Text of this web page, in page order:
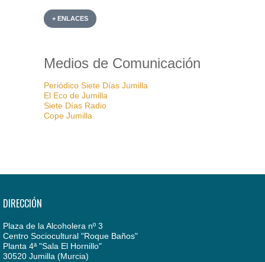
+ ENLACES
Medios de Comunicación
Periódico Siete Días Jumilla
El Eco de Jumilla
Siete Días Radio
Cope Jumilla
DIRECCIÓN
Plaza de la Alcoholera nº 3
Centro Sociocultural "Roque Baños"
Planta 4ª "Sala El Hornillo"
30520 Jumilla (Murcia)